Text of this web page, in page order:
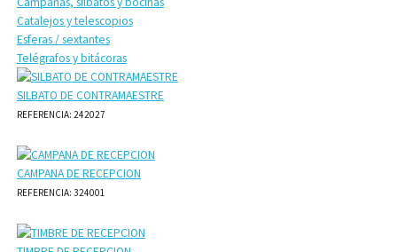
Catalejos y telescopios
Esferas / sextantes
Telégrafos y bitácoras
SILBATO DE CONTRAMAESTRE
REFERENCIA: 242027
CAMPANA DE RECEPCION
REFERENCIA: 324001